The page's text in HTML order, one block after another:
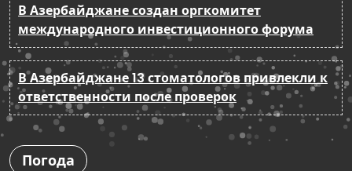
В Азербайджане создан оргкомитет
международного инвестиционного форума
В Азербайджане 13 стоматологов привлекли к
ответственности после проверок
Погода